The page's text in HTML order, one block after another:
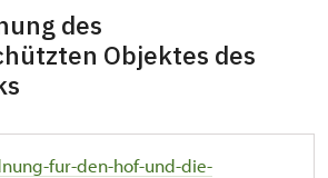
des
Objektes des
fur-den-hof-und-die-